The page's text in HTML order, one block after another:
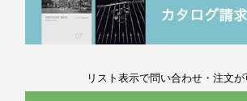
リスト表示で問い合わせ・注文が